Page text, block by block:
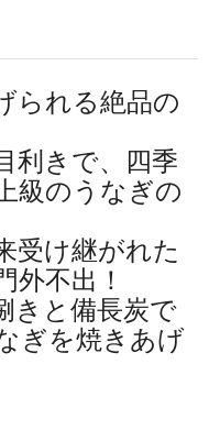
られる絶品の
利きで、四季
級のうなぎの
受け継がれた
外不出！
きと備長炭で
ぎを焼きあげ